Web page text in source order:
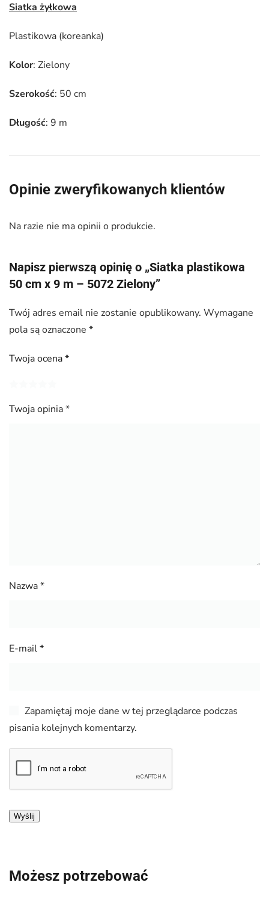
–
Siatka żyłkowa
Plastikowa (koreanka)
Kolor: Zielony
Szerokość: 50 cm
Długość: 9 m
Opinie zweryfikowanych klientów
Na razie nie ma opinii o produkcie.
Napisz pierwszą opinię o „Siatka plastikowa
50 cm x 9 m – 5072 Zielony”
Twój adres email nie zostanie opublikowany. Wymagane
pola są oznaczone *
Twoja ocena*
Twoja opinia*
Nazwa*
E-mail*
Zapamiętaj moje dane w tej przeglądarce podczas
pisania kolejnych komentarzy.
Możesz potrzebować